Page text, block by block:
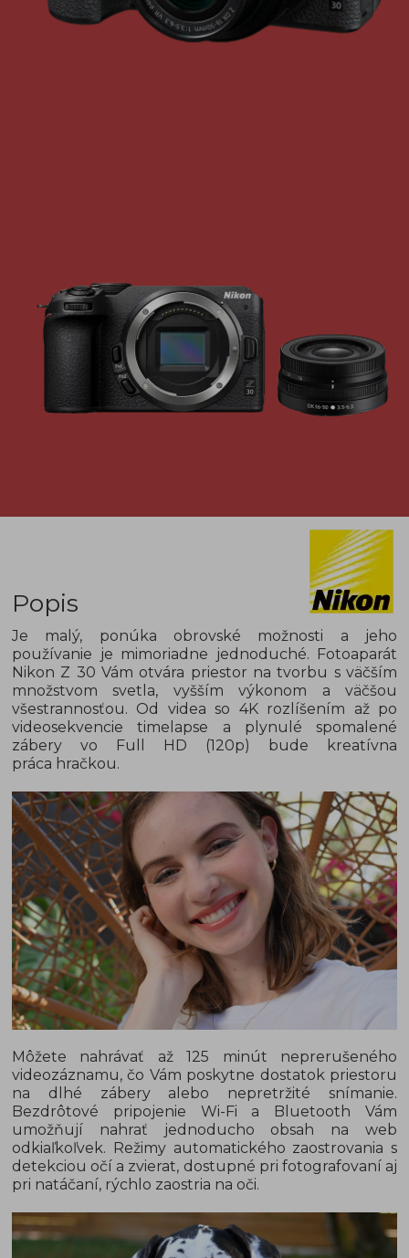
Popis
Je malý, ponúka obrovské možnosti a jeho
používanie je mimoriadne jednoduché. Fotoaparát
Nikon Z 30 Vám otvára priestor na tvorbu s väčším
množstvom svetla, vyšším výkonom a väčšou
všestrannosťou. Od videa so 4K rozlíšením až po
videosekvencie timelapse a plynulé spomalené
zábery vo Full HD (120p) bude kreatívna
práca hračkou.
Môžete nahrávať až 125 minút neprerušeného
videozáznamu, čo Vám poskytne dostatok priestoru
na dlhé zábery alebo nepretržité snímanie.
Bezdrôtové pripojenie Wi-Fi a Bluetooth Vám
umožňují nahrať jednoducho obsah na web
odkiaľkoľvek. Režimy automatického zaostrovania s
detekciou očí a zvierat, dostupné pri fotografovaní aj
pri natáčaní, rýchlo zaostria na oči.